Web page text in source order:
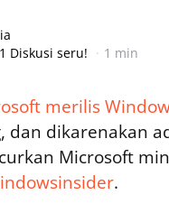
1 Diskusi seru! 1 min
merilis
dan dikarenakan
Microsoft
.